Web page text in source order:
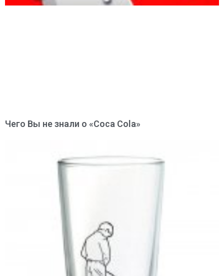
Чего Вы не знали о «Coca Cola»